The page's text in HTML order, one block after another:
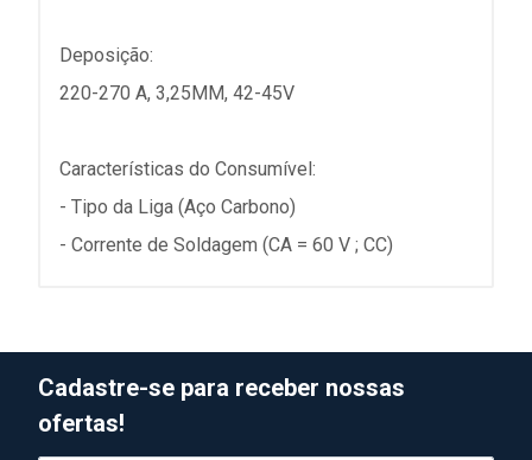
Deposição:
220-270 A, 3,25MM, 42-45V
Características do Consumível:
- Tipo da Liga (Aço Carbono)
- Corrente de Soldagem (CA = 60 V ; CC)
Cadastre-se para receber nossas
ofertas!